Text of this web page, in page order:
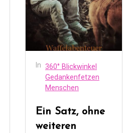
In 360° Blickwinkel
Gedankenfetzen
Menschen
Ein Satz, ohne
weiteren